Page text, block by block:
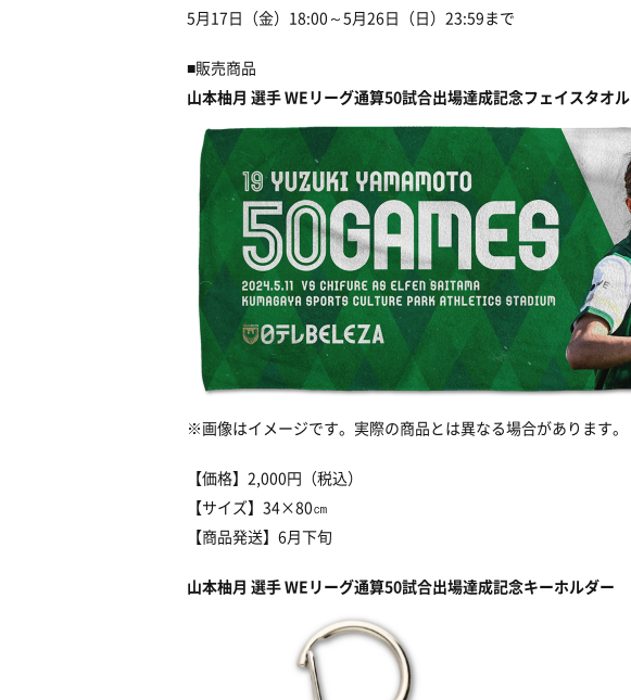
5月17日（金）18:00～5月26日（日）23:59まで
■販売商品
山本柚月 選手 WEリーグ通算50試合出場達成記念フェイスタオル
※画像はイメージです。実際の商品とは異なる場合があります。
【価格】2,000円（税込）
【サイズ】34×80㎝
【商品発送】6月下旬
山本柚月 選手 WEリーグ通算50試合出場達成記念キーホルダー